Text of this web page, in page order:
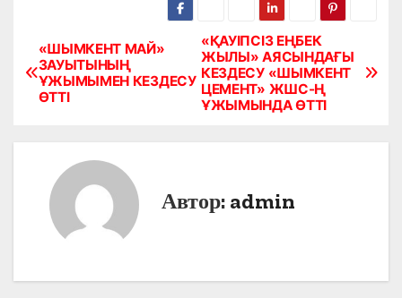
Н
а
«ҚАУІПСІЗ ЕҢБЕК
ЖЫЛЫ» АЯСЫНДАҒЫ
КЕЗДЕСУ «ШЫМКЕНТ
ЦЕМЕНТ» ЖШС-Ң
ҰЖЫМЫНДА ӨТТІ
«ШЫМКЕНТ МАЙ»
ЗАУЫТЫНЫҢ
ҰЖЫМЫМЕН КЕЗДЕСУ
ӨТТІ
Автор: admin